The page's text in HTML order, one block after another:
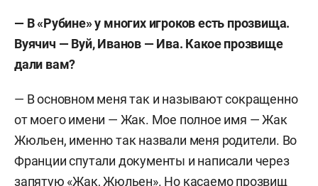
— В «Рубине» у многих игроков есть прозвища.
Вуячич — Вуй, Иванов — Ива. Какое прозвище
дали вам?
— В основном меня так и называют сокращенно
от моего имени — Жак. Мое полное имя — Жак
Жюльен, именно так назвали меня родители. Во
Франции спутали документы и написали через
запятую «Жак, Жюльен». Но касаемо прозвищ